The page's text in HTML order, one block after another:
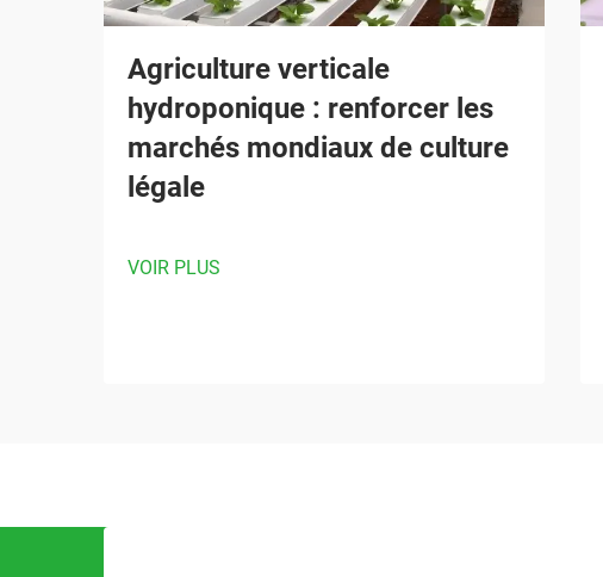
Agriculture verticale
hydroponique : renforcer les
marchés mondiaux de culture
légale
VOIR PLUS